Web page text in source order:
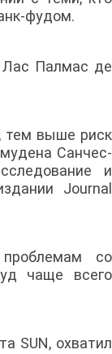
фудом.
Лас Палмас де
тем выше риск
Санчес-
и
Journal
со
чаще всего
SUN, охватил